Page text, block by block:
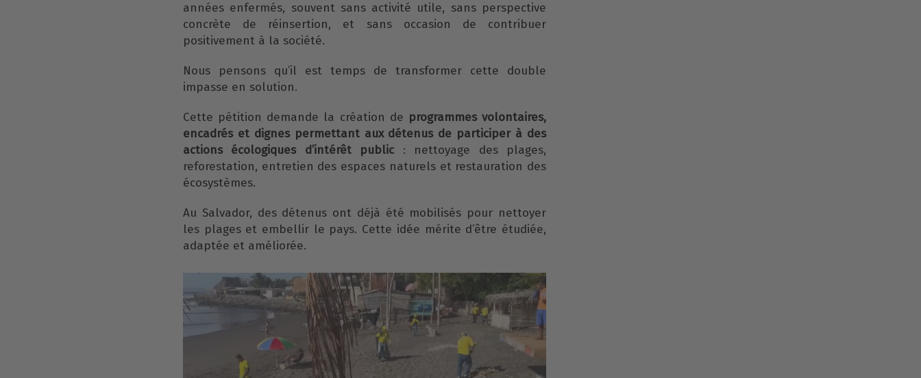
années enfermés, souvent sans activité utile, sans perspective
concrète de réinsertion, et sans occasion de contribuer
positivement à la société.
Nous pensons qu’il est temps de transformer cette double
impasse en solution.
Cette pétition demande la création de programmes volontaires,
encadrés et dignes permettant aux détenus de participer à des
actions écologiques d’intérêt public : nettoyage des plages,
reforestation, entretien des espaces naturels et restauration des
écosystèmes.
Au Salvador, des détenus ont déjà été mobilisés pour nettoyer
les plages et embellir le pays. Cette idée mérite d’être étudiée,
adaptée et améliorée.